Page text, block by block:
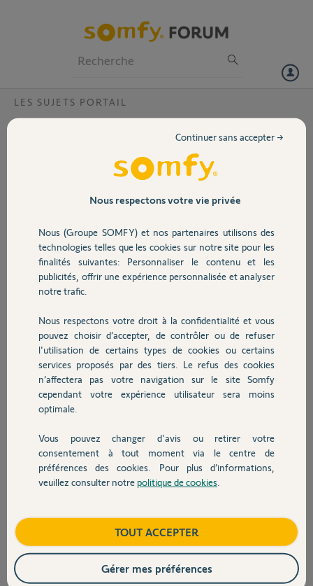
Volet
Sécurité
Domotique
Chauffage
Autres produits
Devis avec un pro
Contact
LES SUJETS PORTAIL
La hauteur du sol des cellules sur les piliers
A quelle hauteur du sol on installe les cellules sur les piliers pour un
joel U.
Participer au fil de discussion
Réponses
Bonjour
Aucune norme ne définit de manière spécifique les modalités
matière de positionnement des cellules est une hauteur de 50 à 60 cm du
taille soient repérés.
Nous respectons votre vie privée
Nous (Groupe SOMFY) et nos partenaires utilisons des
technologies telles que les cookies sur notre site pour les
finalités suivantes: Personnaliser le contenu et les
publicités, offrir une expérience personnalisée et analyser
notre trafic.
Nous respectons votre droit à la confidentialité et vous
pouvez choisir d’accepter, de contrôler ou de refuser
l'utilisation de certains types de cookies ou certains
services proposés par des tiers. Le refus des cookies
n’affectera pas votre navigation sur le site Somfy
cependant votre expérience utilisateur sera moins
optimale.
Vous pouvez changer d'avis ou retirer votre
consentement à tout moment via le centre de
préférences des cookies. Pour plus d’informations,
veuillez consulter notre politique de cookies
Continuer sans accepter →
TOUT ACCEPTER
Gérer mes préférences